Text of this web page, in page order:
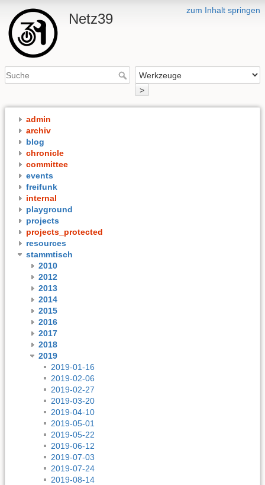
zum Inhalt springen
Netz39
>
admin
archiv
blog
chronicle
committee
events
freifunk
internal
playground
projects
projects_protected
resources
stammtisch
2010
2012
2013
2014
2015
2016
2017
2018
2019
2019-01-16
2019-02-06
2019-02-27
2019-03-20
2019-04-10
2019-05-01
2019-05-22
2019-06-12
2019-07-03
2019-07-24
2019-08-14